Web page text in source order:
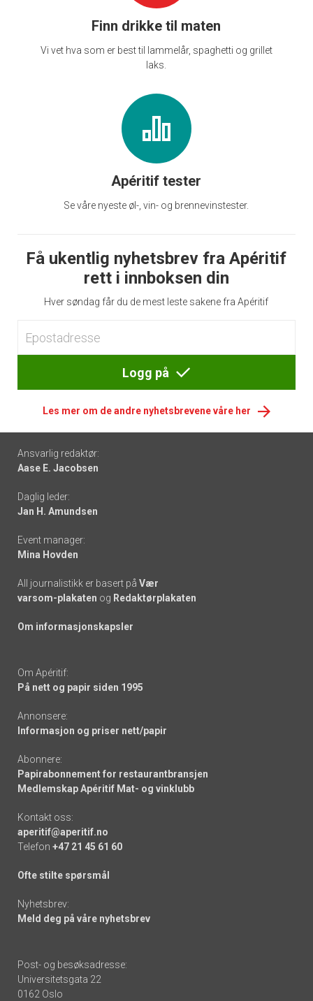
Finn drikke til maten
Vi vet hva som er best til lammelår, spaghetti og grillet
laks.
Apéritif tester
Se våre nyeste øl-, vin- og brennevinstester.
Få ukentlig nyhetsbrev fra Apéritif
rett i innboksen din
Hver søndag får du de mest leste sakene fra Apéritif
Logg på
Les mer om de andre nyhetsbrevene våre her
Footer
-
links
Ansvarlig redaktør:
Aase E. Jacobsen
Daglig leder:
Jan H. Amundsen
Event manager:
Mina Hovden
All journalistikk er basert på Vær
varsom-plakaten og Redaktørplakaten
Om informasjonskapsler
Om Apéritif:
På nett og papir siden 1995
Annonsere:
Informasjon og priser nett/papir
Abonnere:
Papirabonnement for restaurantbransjen
Medlemskap Apéritif Mat- og vinklubb
Kontakt oss:
aperitif@aperitif.no
Telefon +47 21 45 61 60
Ofte stilte spørsmål
Nyhetsbrev:
Meld deg på våre nyhetsbrev
Post- og besøksadresse:
Universitetsgata 22
0162 Oslo